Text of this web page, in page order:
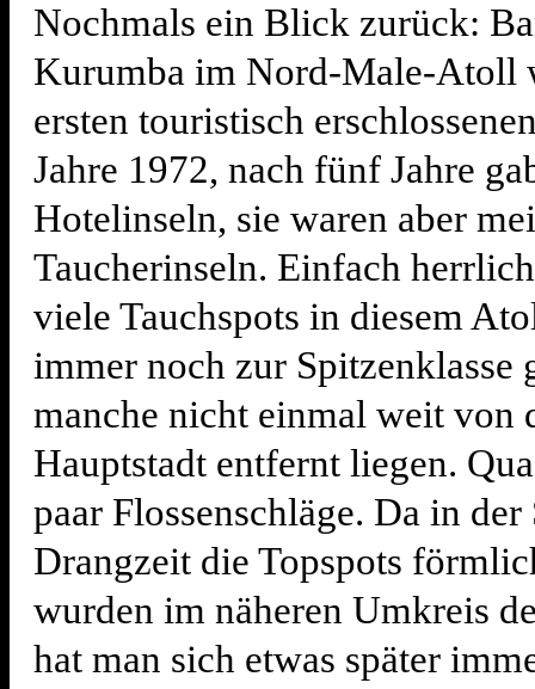
Nochmals ein Blick zurück:
Kurumba im Nord-Male-Atoll
ersten touristisch
Jahre 1972, nach fünf Jahre
Hotelinseln, sie waren aber
Taucherinseln. Einfach
viele Tauchspots in diesem
immer noch zur Spitzenklasse
manche nicht einmal weit von
Hauptstadt entfernt liegen.
paar Flossenschläge. Da in
Drangzeit die Topspots
wurden im näheren Umkreis
hat man sich etwas später